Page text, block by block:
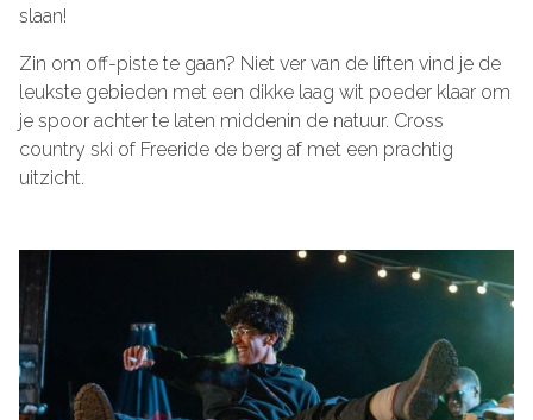
slaan!
Zin om off-piste te gaan? Niet ver van de liften vind je de
leukste gebieden met een dikke laag wit poeder klaar om
je spoor achter te laten middenin de natuur. Cross
country ski of Freeride de berg af met een prachtig
uitzicht.